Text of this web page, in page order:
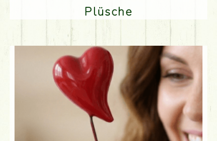
Plüsche